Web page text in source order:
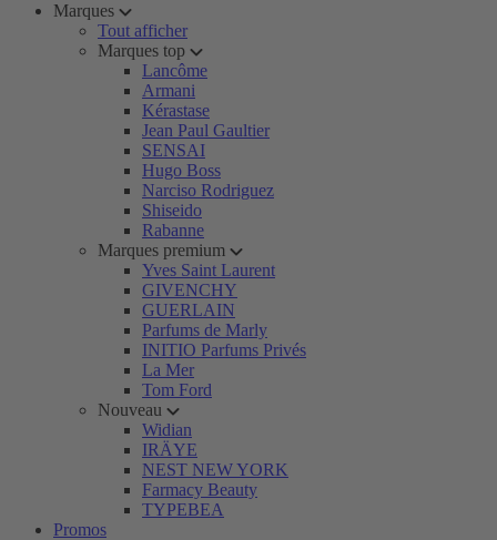
Marques
Tout afficher
Marques top
Lancôme
Armani
Kérastase
Jean Paul Gaultier
SENSAI
Hugo Boss
Narciso Rodriguez
Shiseido
Rabanne
Marques premium
Yves Saint Laurent
GIVENCHY
GUERLAIN
Parfums de Marly
INITIO Parfums Privés
La Mer
Tom Ford
Nouveau
Widian
IRÄYE
NEST NEW YORK
Farmacy Beauty
TYPEBEA
Promos